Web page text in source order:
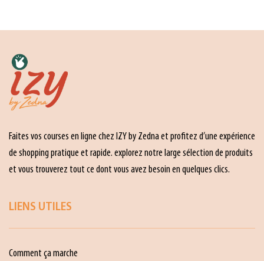
Faites vos courses en ligne chez IZY by Zedna et profitez d’une expérience
de shopping pratique et rapide. explorez notre large sélection de produits
et vous trouverez tout ce dont vous avez besoin en quelques clics.
LIENS UTILES
Comment ça marche